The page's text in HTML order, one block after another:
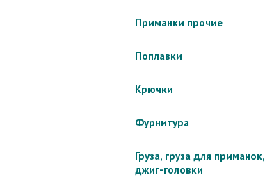
Приманки прочие
Поплавки
Крючки
Фурнитура
Груза, груза для приманок,
джиг-головки